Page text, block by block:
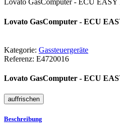
Lovato GasComputer - ECU
Lovato GasComputer - ECU
Kategorie: Gassteuergeräte
Referenz: E4720016
Lovato GasComputer - ECU
Beschreibung